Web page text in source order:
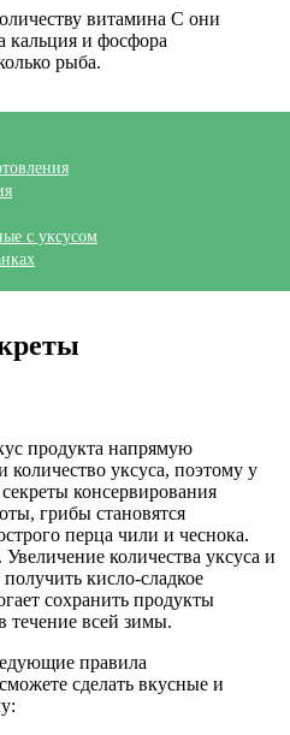
витамина С они
кальция и фосфора
рыба.
с уксусом
продукта напрямую
количество уксуса, поэтому у
консервирования
грибы становятся
перца чили и чеснока.
количества уксуса и
кисло-сладкое
сохранить продукты
течение всей зимы.
правила
сделать вкусные и